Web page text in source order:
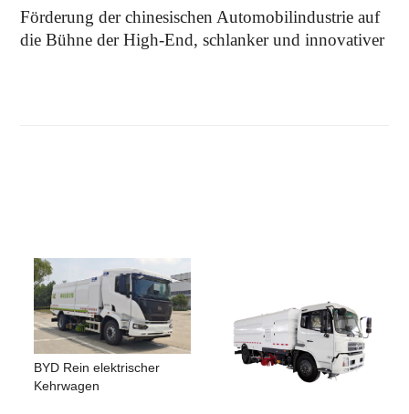
Förderung der chinesischen Automobilindustrie auf
die Bühne der High-End, schlanker und innovativer
BYD Rein elektrischer
Kehrwagen